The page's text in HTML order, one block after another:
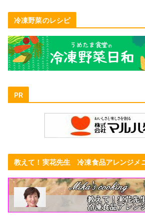
冷凍野菜のレシピ
PR
教えて！実花先生 冷凍食品アレンジメ